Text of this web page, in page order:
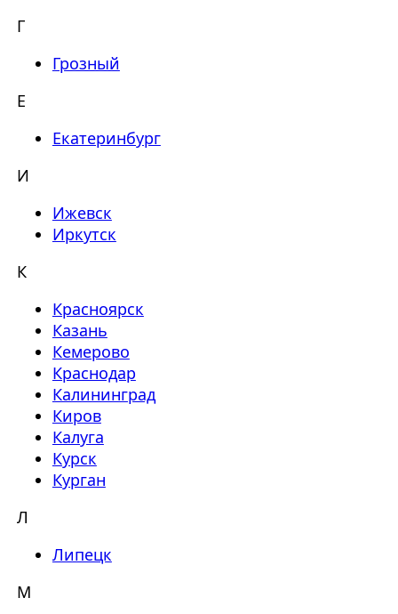
Г
Грозный
Е
Екатеринбург
И
Ижевск
Иркутск
К
Красноярск
Казань
Кемерово
Краснодар
Калининград
Киров
Калуга
Курск
Курган
Л
Липецк
М